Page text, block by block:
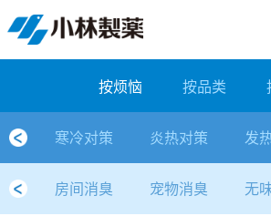
至
按烦恼 按品类
寒冷对策 炎热对策 发
房间消臭 宠物消臭 无
公司简介
董事长寄语
独特的企业模式
公司概要
产品展示
按品类
按品牌
按烦恼
炎热对策
发热对策
家庭清洁
寒冷对策
暖手暖脚
生理期
舒缓
炎热对策
发热对策
家庭清洁
马桶清洁（便器用）
排水管清洁
水壶/水杯清洁
厕所/马桶异味
厕所消臭
即时消臭
无味消臭
房间异味·芳香
宠物消臭
无味消臭
运动鞋消臭
管道异味·清洁
管道异味·清洁
清洁消毒
口腔消毒
清洁纸
口腔护理
其他烦恼
按品类
退热贴
芳香·消臭剂
个人护理
暖手暖脚系列
生理期系列
舒缓系列
退热贴
儿童用
成人用
家庭用
芳香·消臭剂
房间用
宠物用
厨房用
个人护理
清凉降温
安睡
随身清洁
洗净用品
管道清洁
家居用品清洁
消毒品
口腔消毒
口腔护理
按品牌
无香空间
洗净丸
洗净中
Sawaday小林消臭元
新闻中心
2025
2024
2023